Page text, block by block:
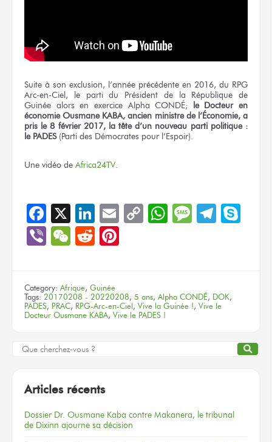
Suite à son exclusion, l’année précédente en 2016, du RPG
Arc-en-Ciel, le parti du Président de la République de
Guinée alors en exercice Alpha CONDÉ; le Docteur en
économie Ousmane KABA, ancien ministre de l’Économie, a
pris le 8 février 2017, la tête d’un nouveau parti politique :
le PADES(Parti des Démocrates pour l’Espoir).
Une vidéo de Africa24TV.
Facebook
X LinkedIn
EmailCopyWhatsApp
Message
ViberWeChat
Reddit
Category: Afrique, Guinée
Tags: 20170208 - 20220208, 5 ans, Alpha CONDÉ, DOK,
PADES, PRAC, RPG-Arc-en-Ciel , Vive la Guinée !, Vive le
Docteur Ousmane KABA, Vive le PADES !
Articles récents
Dossier Dr. Ousmane Kaba contre Makanera, le tribunal
de Dixinn ajourne sa décision